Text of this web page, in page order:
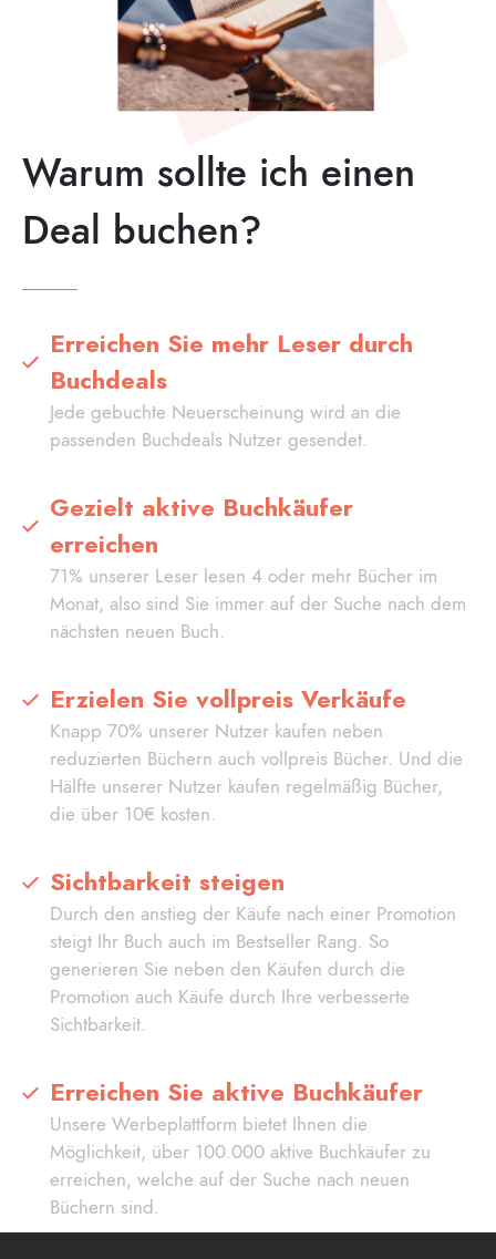
Warum sollte ich einen
Deal buchen?
Erreichen Sie mehr Leser durch
Buchdeals
Jede gebuchte Neuerscheinung wird an die
passenden Buchdeals Nutzer gesendet.
Gezielt aktive Buchkäufer
erreichen
71% unserer Leser lesen 4 oder mehr Bücher im
Monat, also sind Sie immer auf der Suche nach dem
nächsten neuen Buch.
Erzielen Sie vollpreis Verkäufe
Knapp 70% unserer Nutzer kaufen neben
reduzierten Büchern auch vollpreis Bücher. Und die
Hälfte unserer Nutzer kaufen regelmäßig Bücher,
die über 10€ kosten.
Sichtbarkeit steigen
Durch den anstieg der Käufe nach einer Promotion
steigt Ihr Buch auch im Bestseller Rang. So
generieren Sie neben den Käufen durch die
Promotion auch Käufe durch Ihre verbesserte
Sichtbarkeit.
Erreichen Sie aktive Buchkäufer
Unsere Werbeplattform bietet Ihnen die
Möglichkeit, über 100.000 aktive Buchkäufer zu
erreichen, welche auf der Suche nach neuen
Büchern sind.